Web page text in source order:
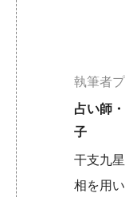
執筆者
占い師
子
干支九
相を用